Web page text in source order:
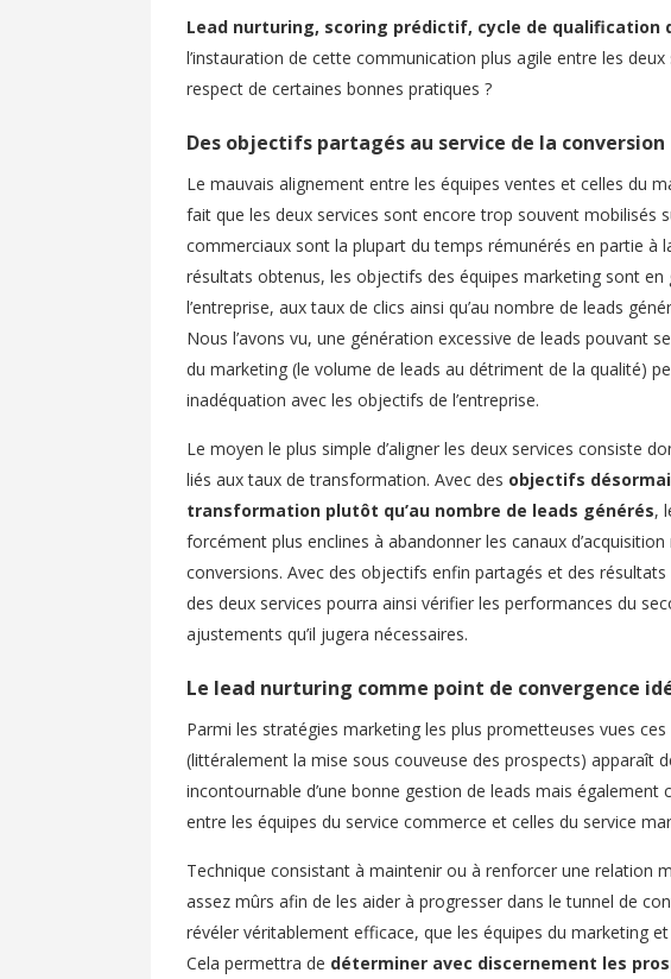
Lead nurturing, scoring prédictif, cycle de qualification
l’instauration de cette communication plus agile entre les
respect de certaines bonnes pratiques ?
Des objectifs partagés au service de la conversion
Le mauvais alignement entre les équipes ventes et celles du
fait que les deux services sont encore trop souvent mobilisés
commerciaux sont la plupart du temps rémunérés en partie à
résultats obtenus, les objectifs des équipes marketing sont
l’entreprise, aux taux de clics ainsi qu’au nombre de leads
Nous l’avons vu, une génération excessive de leads pouvant
du marketing (le volume de leads au détriment de la qualité)
inadéquation avec les objectifs de l’entreprise.
Le moyen le plus simple d’aligner les deux services consiste
liés aux taux de transformation. Avec des objectifs
transformation plutôt qu’au nombre de leads générés,
forcément plus enclines à abandonner les canaux
conversions. Avec des objectifs enfin partagés et des
des deux services pourra ainsi vérifier les performances du
ajustements qu’il jugera nécessaires.
Le lead nurturing comme point de convergence
Parmi les stratégies marketing les plus prometteuses vues ces
(littéralement la mise sous couveuse des prospects) apparaît
incontournable d’une bonne gestion de leads mais
entre les équipes du service commerce et celles du service
Technique consistant à maintenir ou à renforcer une relation
assez mûrs afin de les aider à progresser dans le tunnel de
révéler véritablement efficace, que les équipes du marketing
Cela permettra de déterminer avec discernement les